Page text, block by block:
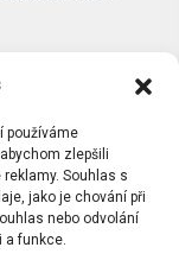
používáme
zlepšili
Souhlas s
jako je chování při
nebo odvolání
a funkce.